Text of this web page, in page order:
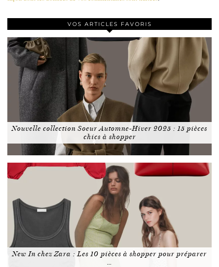
VOS ARTICLES FAVORIS
Nouvelle collection Soeur Automne-Hiver 2025 : 15 pièces
chics à shopper
New In chez Zara : Les 10 pièces à shopper pour préparer
…